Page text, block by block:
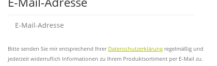
Bitte senden Sie mir entsprechend Ihrer Datenschutzerklärung regelmäßig und
jederzeit widerruflich Informationen zu Ihrem Produktsortiment per E-Mail zu.